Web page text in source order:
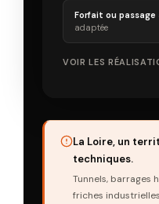
Forfait ou passage
adaptée
VOIR LES
La Loire, un
techniques.
Tunnels, barrages
friches